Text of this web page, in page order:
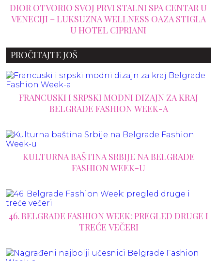
DIOR OTVORIO SVOJ PRVI STALNI SPA CENTAR U
VENECIJI – LUKSUZNA WELLNESS OAZA STIGLA
U HOTEL CIPRIANI
PROČITAJTE JOŠ
FRANCUSKI I SRPSKI MODNI DIZAJN ZA KRAJ
BELGRADE FASHION WEEK-A
KULTURNA BAŠTINA SRBIJE NA BELGRADE
FASHION WEEK-U
46. BELGRADE FASHION WEEK: PREGLED DRUGE I
TREĆE VEČERI